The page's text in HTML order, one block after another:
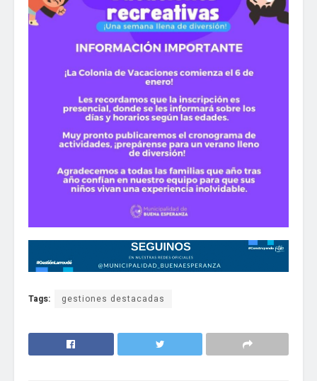
Tags: gestiones destacadas